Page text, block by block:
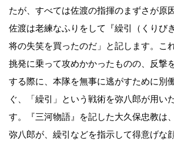
たが、すべては佐渡の指揮のまずさが原
佐渡は老練なふりをして『繰引（くりび
将の失笑を買ったのだ」と記します。こ
挑発に乗って攻めかかったものの、反撃
する際に、本隊を無事に逃がすために別
ぐ、「繰引」という戦術を弥八郎が用い
す。『三河物語』を記した大久保忠教は
弥八郎が、繰引などを指示して得意げな